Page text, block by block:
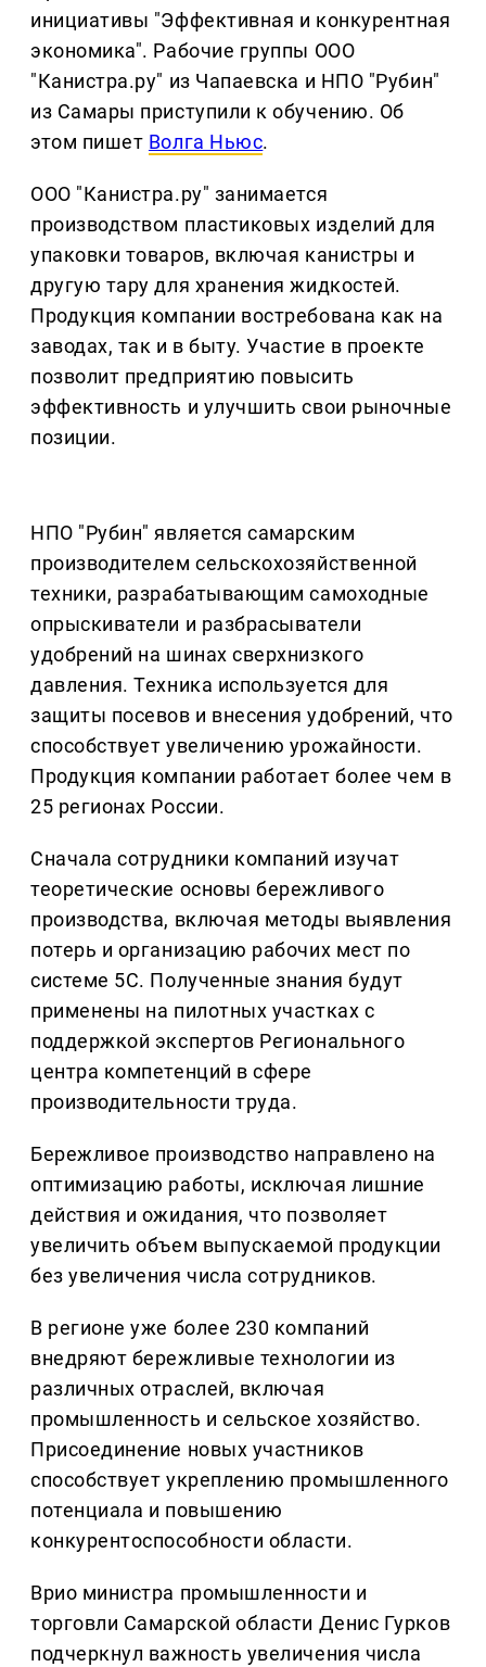
инициативы "Эффективная и конкурентная
экономика". Рабочие группы ООО
"Канистра.ру" из Чапаевска и НПО "Рубин"
из Самары приступили к обучению. Об
этом пишет Волга Ньюс.
ООО "Канистра.ру" занимается
производством пластиковых изделий для
упаковки товаров, включая канистры и
другую тару для хранения жидкостей.
Продукция компании востребована как на
заводах, так и в быту. Участие в проекте
позволит предприятию повысить
эффективность и улучшить свои рыночные
позиции.
НПО "Рубин" является самарским
производителем сельскохозяйственной
техники, разрабатывающим самоходные
опрыскиватели и разбрасыватели
удобрений на шинах сверхнизкого
давления. Техника используется для
защиты посевов и внесения удобрений, что
способствует увеличению урожайности.
Продукция компании работает более чем в
25 регионах России.
Сначала сотрудники компаний изучат
теоретические основы бережливого
производства, включая методы выявления
потерь и организацию рабочих мест по
системе 5С. Полученные знания будут
применены на пилотных участках с
поддержкой экспертов Регионального
центра компетенций в сфере
производительности труда.
Бережливое производство направлено на
оптимизацию работы, исключая лишние
действия и ожидания, что позволяет
увеличить объем выпускаемой продукции
без увеличения числа сотрудников.
В регионе уже более 230 компаний
внедряют бережливые технологии из
различных отраслей, включая
промышленность и сельское хозяйство.
Присоединение новых участников
способствует укреплению промышленного
потенциала и повышению
конкурентоспособности области.
Врио министра промышленности и
торговли Самарской области Денис Гурков
подчеркнул важность увеличения числа